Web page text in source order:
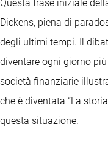
Questa frase iniziale
Dickens, piena di
degli ultimi tempi. Il
diventare ogni giorno
società finanziarie
che è diventata “La
questa situazione.